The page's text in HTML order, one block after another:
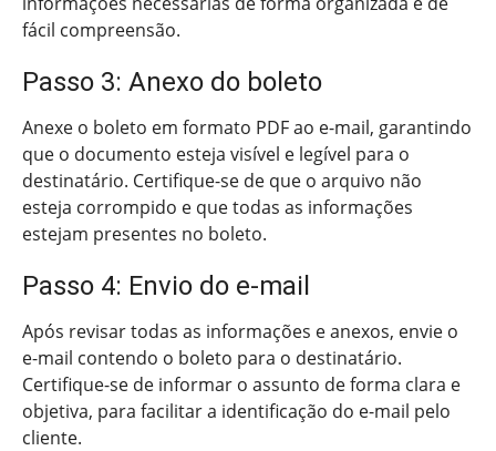
fácil compreensão.
Passo 3: Anexo do boleto
Anexe o boleto em formato PDF ao e-mail, garantindo
que o documento esteja visível e legível para o
destinatário. Certifique-se de que o arquivo não
esteja corrompido e que todas as informações
estejam presentes no boleto.
Passo 4: Envio do e-mail
Após revisar todas as informações e anexos, envie o
e-mail contendo o boleto para o destinatário.
Certifique-se de informar o assunto de forma clara e
objetiva, para facilitar a identificação do e-mail pelo
cliente.